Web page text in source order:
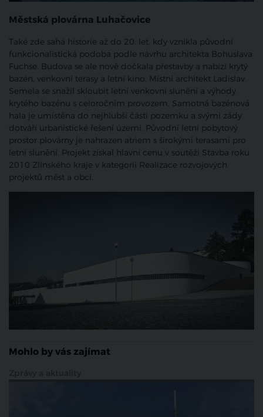
Městská plovárna Luhačovice
Také zde sahá historie až do 20. let, kdy vznikla původní
funkcionalistická podoba podle návrhu architekta Bohuslava
Fuchse. Budova se ale nově dočkala přestavby a nabízí krytý
bazén, venkovní terasy a letní kino. Místní architekt Ladislav
Semela se snažil skloubit letní venkovní slunění a výhody
krytého bazénu s celoročním provozem. Samotná bazénová
hala je umístěna do nejhlubší části pozemku a svými zády
dotváří urbanistické řešení území. Původní letní pobytový
prostor plovárny je nahrazen atriem s širokými terasami pro
letní slunění. Projekt získal hlavní cenu v soutěži Stavba roku
2010 Zlínského kraje v kategorii Realizace rozvojových
projektů měst a obcí.
Mohlo by vás zajímat